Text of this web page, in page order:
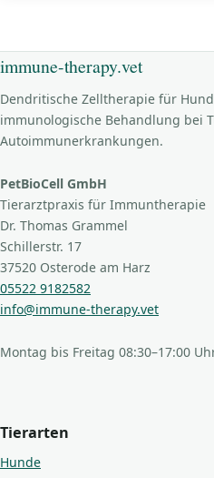
immune-therapy.vet
Dendritische Zelltherapie für
immunologische Behandlung bei
Autoimmunerkrankungen.
PetBioCell GmbH
Tierarztpraxis für Immuntherapie
Dr. Thomas Grammel
Schillerstr. 17
37520 Osterode am Harz
05522 9182582
info@immune-therapy.vet
Montag bis Freitag 08:30–17:00
Tierarten
Hunde